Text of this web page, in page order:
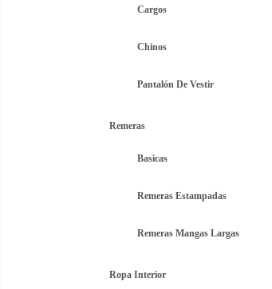
Cargos
Chinos
Pantalón De Vestir
Remeras
Basicas
Remeras Estampadas
Remeras Mangas Largas
Ropa Interior